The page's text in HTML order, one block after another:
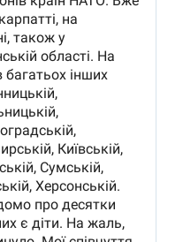
Русије јасно
земљама. Важно је
агресора како би
је Зеленски.
тренутно раде на
и позвао грађане
о ваздушним